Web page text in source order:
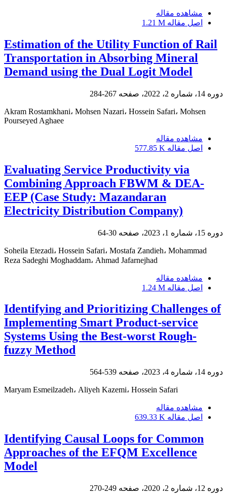
مشاهده مقاله
اصل مقاله 1.21 M
Estimation of the Utility Function of Rail
Transportation in Absorbing Mineral
Demand using the Dual Logit Model
دوره 14، شماره 2، 2022، صفحه 267-284
Akram Rostamkhani، Mohsen Nazari، Hossein Safari، Mohsen
Pourseyed Aghaee
مشاهده مقاله
اصل مقاله 577.85 K
Evaluating Service Productivity via
Combining Approach FBWM & DEA-
EEP (Case Study: Mazandaran
Electricity Distribution Company)
دوره 15، شماره 1، 2023، صفحه 30-64
Soheila Etezadi، Hossein Safari، Mostafa Zandieh، Mohammad
Reza Sadeghi Moghaddam، Ahmad Jafarnejhad
مشاهده مقاله
اصل مقاله 1.24 M
Identifying and Prioritizing Challenges of
Implementing Smart Product-service
Systems Using the Best-worst Rough-
fuzzy Method
دوره 14، شماره 4، 2023، صفحه 539-564
Maryam Esmeilzadeh، Aliyeh Kazemi، Hossein Safari
مشاهده مقاله
اصل مقاله 639.33 K
Identifying Causal Loops for Common
Approaches of the EFQM Excellence
Model
دوره 12، شماره 2، 2020، صفحه 249-270